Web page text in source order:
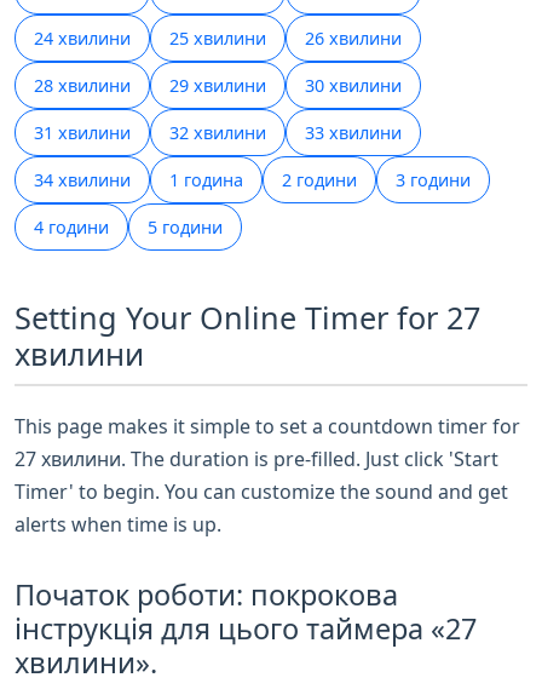
24 хвилини 25 хвилини 26 хвилини
28 хвилини 29 хвилини 30 хвилини
31 хвилини 32 хвилини 33 хвилини
34 хвилини 1 година 2 години 3 години
4 години 5 години
Setting Your Online Timer for 27
хвилини
This page makes it simple to set a countdown timer for
27 хвилини. The duration is pre-filled. Just click 'Start
Timer' to begin. You can customize the sound and get
alerts when time is up.
Початок роботи: покрокова
інструкція для цього таймера «27
хвилини».